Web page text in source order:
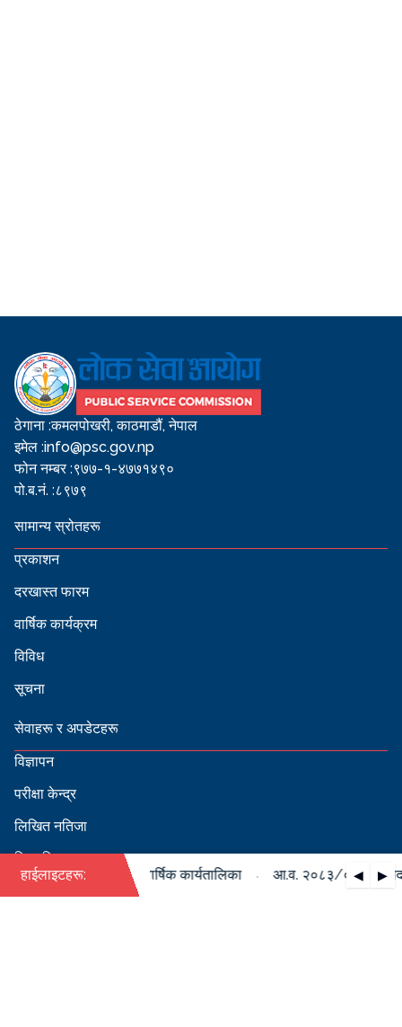
ठेगाना :कमलपोखरी, काठमाडौं, नेपाल
इमेल :info@psc.gov.np
फोन नम्बर :९७७-१-४७७१४९०
पो.ब.नं. :८९७९
सामान्य स्रोतहरू
प्रकाशन
दरखास्त फारम
वार्षिक कार्यक्रम
विविध
सूचना
सेवाहरू र अपडेटहरू
विज्ञापन
परीक्षा केन्द्र
लिखित नतिजा
सिफारिस
हाईलाइटहरू: ◀ ▶
को पदपूर्ति सम्बन्धी वार्षिक कार्यतालिका आ.व. २०८३/०८४ को